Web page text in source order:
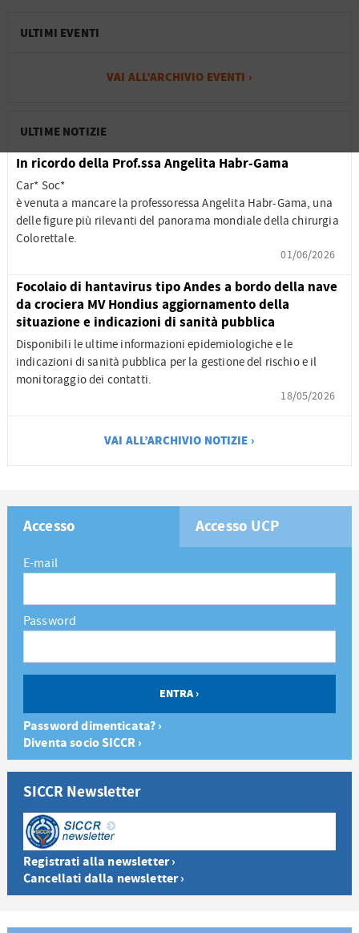
ULTIMI EVENTI
VAI ALL’ARCHIVIO EVENTI ›
ULTIME NOTIZIE
In ricordo della Prof.ssa Angelita Habr-Gama
Car* Soc*
è venuta a mancare la professoressa Angelita Habr-Gama, una
delle figure più rilevanti del panorama mondiale della chirurgia
Colorettale.
01/06/2026
Focolaio di hantavirus tipo Andes a bordo della nave
da crociera MV Hondius aggiornamento della
situazione e indicazioni di sanità pubblica
Disponibili le ultime informazioni epidemiologiche e le
indicazioni di sanità pubblica per la gestione del rischio e il
monitoraggio dei contatti.
18/05/2026
VAI ALL’ARCHIVIO NOTIZIE ›
Accesso Accesso UCP
E-mail
Password
Password dimenticata? ›
Diventa socio SICCR ›
SICCR Newsletter
Registrati alla newsletter ›
Cancellati dalla newsletter ›